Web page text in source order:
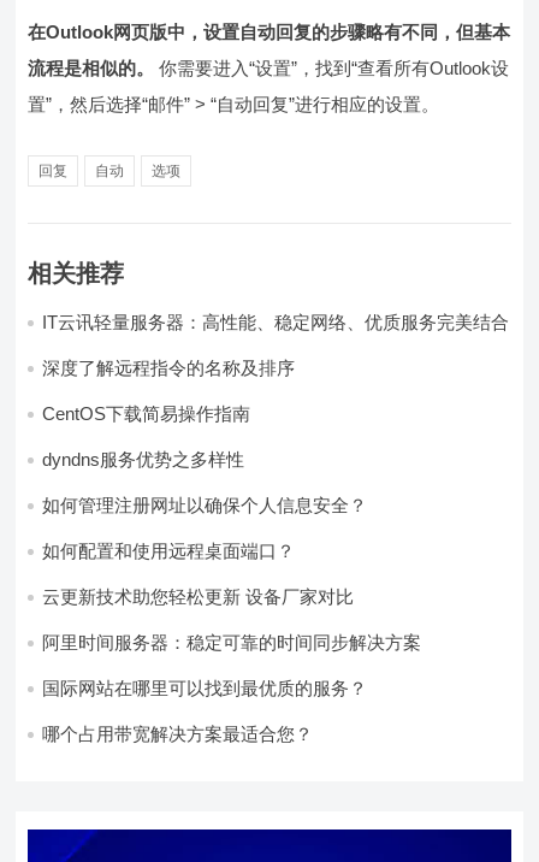
在Outlook网页版中，设置自动回复的步骤略有不同，但基本
流程是相似的。
你需要进入“设置”，找到“查看所有Outlook设
置”，然后选择“邮件” > “自动回复”进行相应的设置。
回复 自动 选项
相关推荐
IT云讯轻量服务器：高性能、稳定网络、优质服务完美结合
深度了解远程指令的名称及排序
CentOS下载简易操作指南
dyndns服务优势之多样性
如何管理注册网址以确保个人信息安全？
如何配置和使用远程桌面端口？
云更新技术助您轻松更新 设备厂家对比
阿里时间服务器：稳定可靠的时间同步解决方案
国际网站在哪里可以找到最优质的服务？
哪个占用带宽解决方案最适合您？